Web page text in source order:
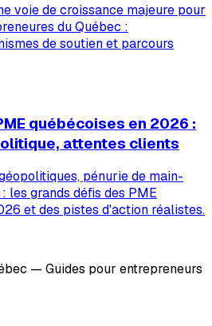
voie de croissance majeure pour
du Québec :
de soutien et parcours
québécoises en 2026 :
attentes clients
pénurie de main-
les grands défis des PME
et des pistes d'action réalistes.
— Guides pour entrepreneurs